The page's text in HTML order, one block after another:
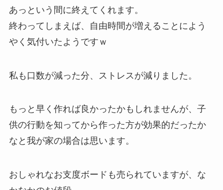
あっという間に終えてくれます。
終わってしまえば、自由時間が増えることによう
やく気付いたようですｗ
私も口数が減った分、ストレスが減りました。
もっと早く作れば良かったかもしれませんが、子
供の行動を知ってから作った方が効果的だったか
なと我が家の場合は思います。
おしゃれなお支度ボードも売られていますが、な